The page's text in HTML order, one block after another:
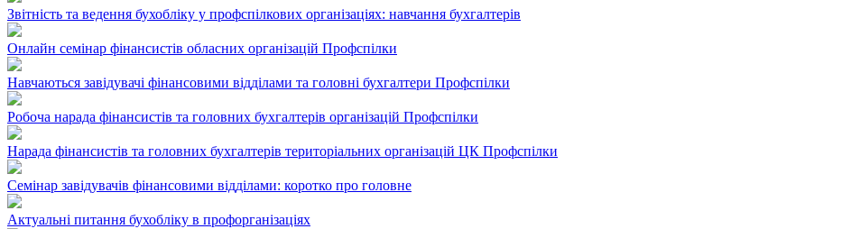
Звітність та ведення бухобліку у профспілкових організаціях: навчання бухгалтерів
Онлайн семінар фінансистів обласних організацій Профспілки
Навчаються завідувачі фінансовими відділами та головні бухгалтери Профспілки
Робоча нарада фінансистів та головних бухгалтерів організацій Профспілки
Нарада фінансистів та головних бухгалтерів територіальних організацій ЦК Профспілки
Семінар завідувачів фінансовими відділами: коротко про головне
Актуальні питання бухобліку в профорганізаціях